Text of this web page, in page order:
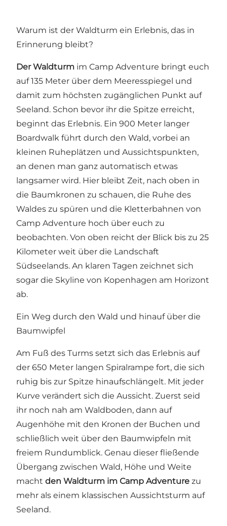
Warum ist der Waldturm ein Erlebnis, das in
Erinnerung bleibt?
Der Waldturm im Camp Adventure bringt euch
auf 135 Meter über dem Meeresspiegel und
damit zum höchsten zugänglichen Punkt auf
Seeland. Schon bevor ihr die Spitze erreicht,
beginnt das Erlebnis. Ein 900 Meter langer
Boardwalk führt durch den Wald, vorbei an
kleinen Ruheplätzen und Aussichtspunkten,
an denen man ganz automatisch etwas
langsamer wird. Hier bleibt Zeit, nach oben in
die Baumkronen zu schauen, die Ruhe des
Waldes zu spüren und die Kletterbahnen von
Camp Adventure hoch über euch zu
beobachten. Von oben reicht der Blick bis zu 25
Kilometer weit über die Landschaft
Südseelands. An klaren Tagen zeichnet sich
sogar die Skyline von Kopenhagen am Horizont
ab.
Ein Weg durch den Wald und hinauf über die
Baumwipfel
Am Fuß des Turms setzt sich das Erlebnis auf
der 650 Meter langen Spiralrampe fort, die sich
ruhig bis zur Spitze hinaufschlängelt. Mit jeder
Kurve verändert sich die Aussicht. Zuerst seid
ihr noch nah am Waldboden, dann auf
Augenhöhe mit den Kronen der Buchen und
schließlich weit über den Baumwipfeln mit
freiem Rundumblick. Genau dieser fließende
Übergang zwischen Wald, Höhe und Weite
macht den Waldturm im Camp Adventure zu
mehr als einem klassischen Aussichtsturm auf
Seeland.